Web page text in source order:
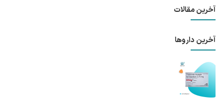
آخرین مقالات
آخرین داروها